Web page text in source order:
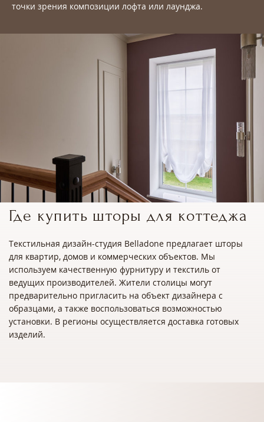
точки зрения композиции лофта или лаунджа.
Где купить шторы для коттеджа
Текстильная дизайн-студия Belladone предлагает шторы
для квартир, домов и коммерческих объектов. Мы
используем качественную фурнитуру и текстиль от
ведущих производителей. Жители столицы могут
предварительно пригласить на объект дизайнера с
образцами, а также воспользоваться возможностью
установки. В регионы осуществляется доставка готовых
изделий.